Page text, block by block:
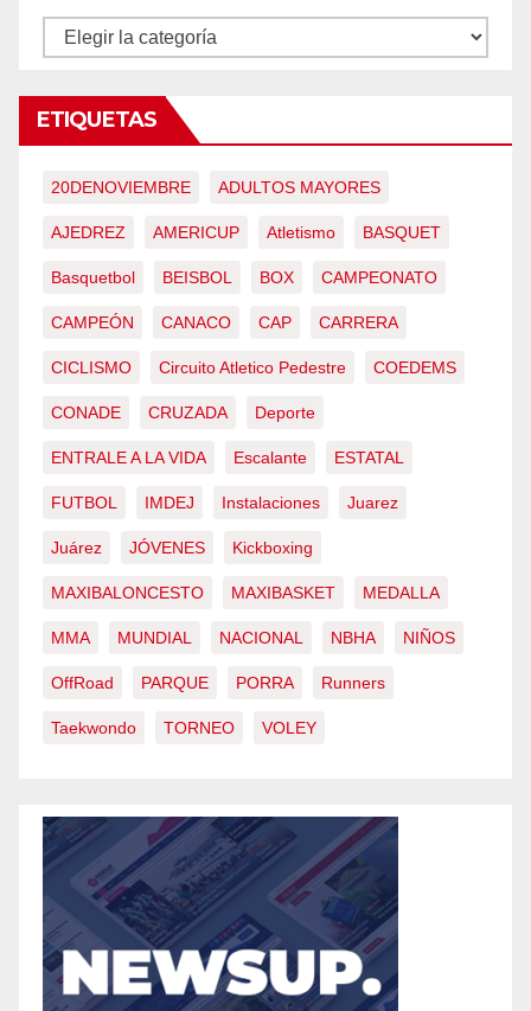
CONTENIDOS
ETIQUETAS
20DENOVIEMBRE ADULTOS MAYORES
AJEDREZ AMERICUP Atletismo BASQUET
Basquetbol BEISBOL BOX CAMPEONATO
CAMPEÓN CANACO CAP CARRERA
CICLISMO Circuito Atletico Pedestre COEDEMS
CONADE CRUZADA Deporte
ENTRALE A LA VIDA Escalante ESTATAL
FUTBOL IMDEJ Instalaciones Juarez
Juárez JÓVENES Kickboxing
MAXIBALONCESTO MAXIBASKET MEDALLA
MMA MUNDIAL NACIONAL NBHA NIÑOS
OffRoad PARQUE PORRA Runners
Taekwondo TORNEO VOLEY